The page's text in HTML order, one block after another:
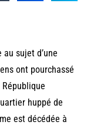
sujet d’une
ont pourchassé
huppé de
est décédée à